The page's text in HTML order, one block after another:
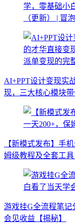
学，零基础小
（更新） | 冒
AI+PPT设计变现实
现，三大核心模块
【新模式发布】手
姆级教程及全套工具
游戏挂G全流程笔记
会见收益【揭秘】